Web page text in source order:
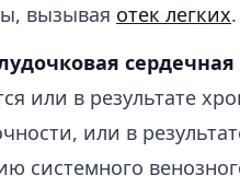
вызывая отек легких.
сердечная
или в результате
или в
системного